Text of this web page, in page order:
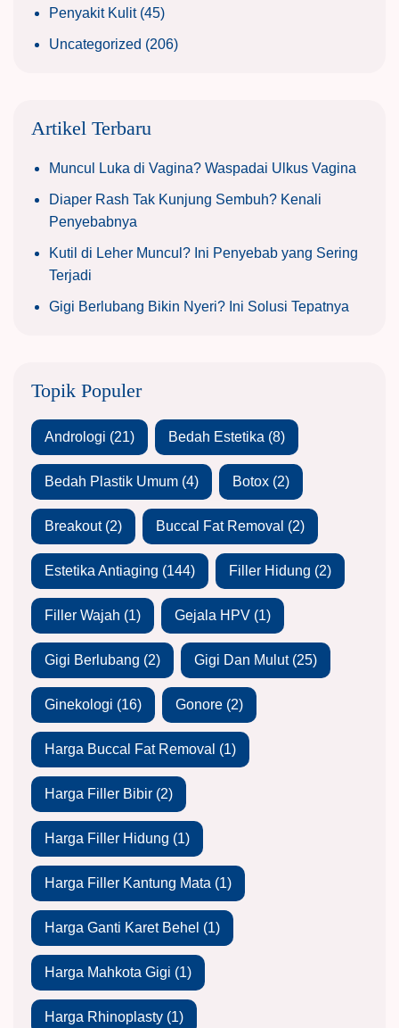
Penyakit Kulit(45)
Uncategorized (206)
Artikel Terbaru
Muncul Luka di Vagina? Waspadai Ulkus Vagina
Diaper Rash Tak Kunjung Sembuh? Kenali
Penyebabnya
Kutil di Leher Muncul? Ini Penyebab yang Sering
Terjadi
Gigi Berlubang Bikin Nyeri? Ini Solusi Tepatnya
Topik Populer
Andrologi (21) Bedah Estetika (8)
Bedah Plastik Umum (4) Botox (2)
Breakout(2) Buccal Fat Removal (2)
Estetika Antiaging (144) Filler Hidung (2)
Filler Wajah (1) Gejala HPV (1)
Gigi Berlubang (2) Gigi Dan Mulut(25)
Ginekologi (16) Gonore (2)
Harga Buccal Fat Removal (1)
Harga Filler Bibir (2)
Harga Filler Hidung (1)
Harga Filler Kantung Mata (1)
Harga Ganti Karet Behel (1)
Harga Mahkota Gigi (1)
Harga Rhinoplasty (1)